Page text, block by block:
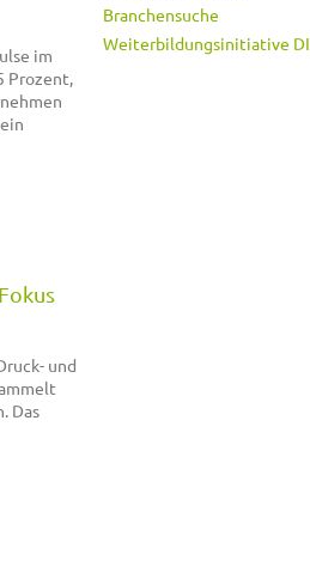
im
Prozent,
und
Das
Branchensuche
Weiterbildungsinitiative DI